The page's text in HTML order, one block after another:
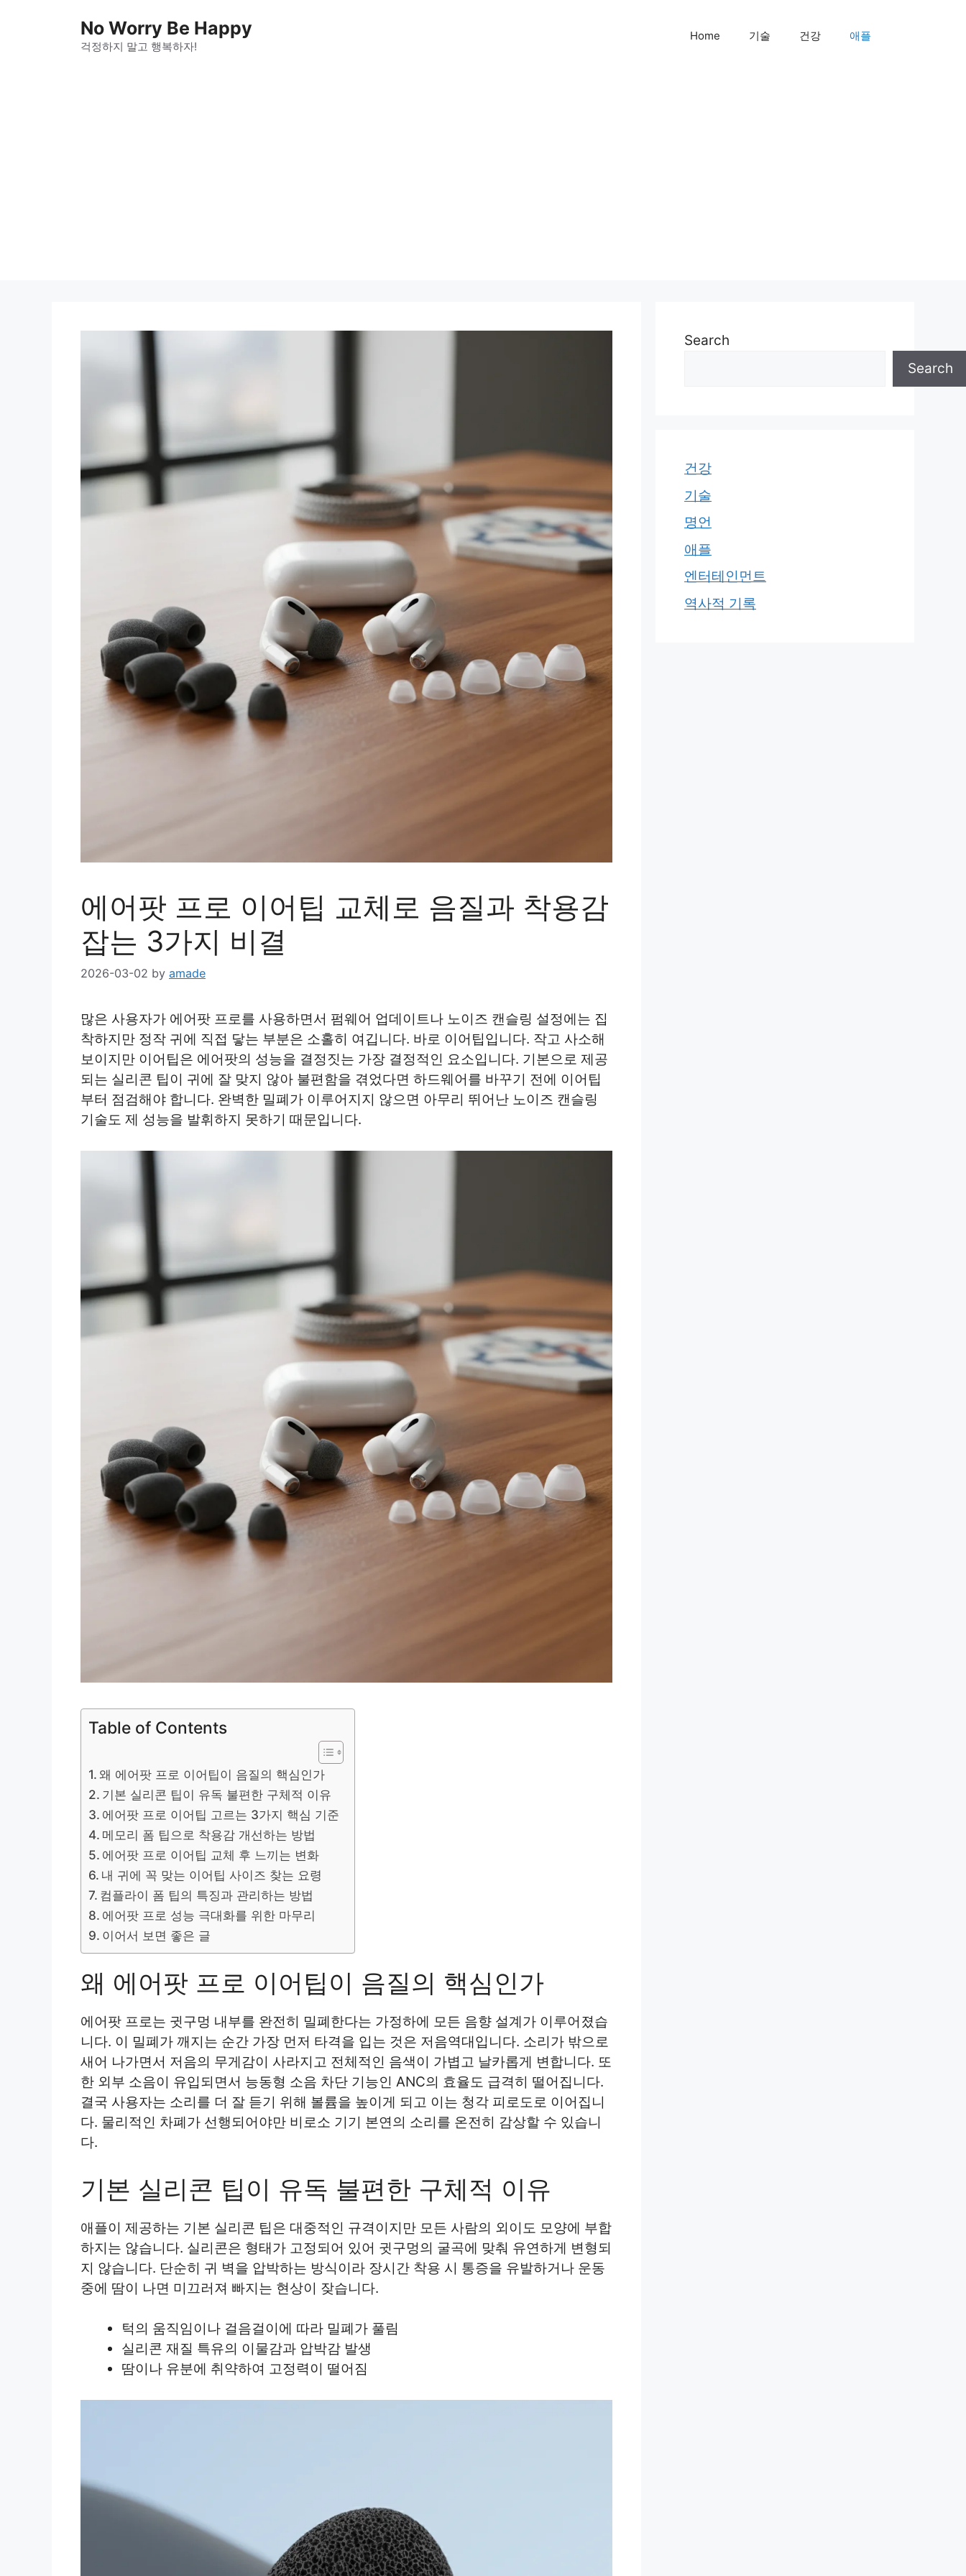
No Worry Be Happy
걱정하지 말고 행복하자!
Home 기술 건강 애플
에어팟 프로 이어팁 교체로 음질과 착용감
잡는 3가지 비결
2026-03-02 by amade
많은 사용자가 에어팟 프로를 사용하면서 펌웨어 업데이트나 노이즈 캔슬링 설정에는 집
착하지만 정작 귀에 직접 닿는 부분은 소홀히 여깁니다. 바로 이어팁입니다. 작고 사소해
보이지만 이어팁은 에어팟의 성능을 결정짓는 가장 결정적인 요소입니다. 기본으로 제공
되는 실리콘 팁이 귀에 잘 맞지 않아 불편함을 겪었다면 하드웨어를 바꾸기 전에 이어팁
부터 점검해야 합니다. 완벽한 밀폐가 이루어지지 않으면 아무리 뛰어난 노이즈 캔슬링
기술도 제 성능을 발휘하지 못하기 때문입니다.
Table of Contents
왜 에어팟 프로 이어팁이 음질의 핵심인가
기본 실리콘 팁이 유독 불편한 구체적 이유
에어팟 프로 이어팁 고르는 3가지 핵심 기준
메모리 폼 팁으로 착용감 개선하는 방법
에어팟 프로 이어팁 교체 후 느끼는 변화
내 귀에 꼭 맞는 이어팁 사이즈 찾는 요령
컴플라이 폼 팁의 특징과 관리하는 방법
에어팟 프로 성능 극대화를 위한 마무리
이어서 보면 좋은 글
왜 에어팟 프로 이어팁이 음질의 핵심인가
에어팟 프로는 귓구멍 내부를 완전히 밀폐한다는 가정하에 모든 음향 설계가 이루어졌습
니다. 이 밀폐가 깨지는 순간 가장 먼저 타격을 입는 것은 저음역대입니다. 소리가 밖으로
새어 나가면서 저음의 무게감이 사라지고 전체적인 음색이 가볍고 날카롭게 변합니다. 또
한 외부 소음이 유입되면서 능동형 소음 차단 기능인 ANC의 효율도 급격히 떨어집니다.
결국 사용자는 소리를 더 잘 듣기 위해 볼륨을 높이게 되고 이는 청각 피로도로 이어집니
다. 물리적인 차폐가 선행되어야만 비로소 기기 본연의 소리를 온전히 감상할 수 있습니
다.
기본 실리콘 팁이 유독 불편한 구체적 이유
애플이 제공하는 기본 실리콘 팁은 대중적인 규격이지만 모든 사람의 외이도 모양에 부합
하지는 않습니다. 실리콘은 형태가 고정되어 있어 귓구멍의 굴곡에 맞춰 유연하게 변형되
지 않습니다. 단순히 귀 벽을 압박하는 방식이라 장시간 착용 시 통증을 유발하거나 운동
중에 땀이 나면 미끄러져 빠지는 현상이 잦습니다.
턱의 움직임이나 걸음걸이에 따라 밀폐가 풀림
실리콘 재질 특유의 이물감과 압박감 발생
땀이나 유분에 취약하여 고정력이 떨어짐
Search
Search
건강
기술
명언
애플
엔터테인먼트
역사적 기록